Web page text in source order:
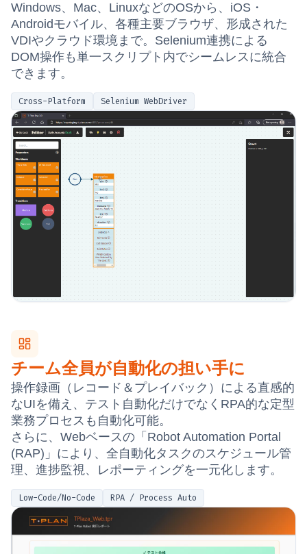
Windows、Mac、LinuxなどのOSから、iOS・
Androidモバイル、各種主要ブラウザ、形成された
VDIやクラウド環境まで。Selenium連携による
DOM操作も単一スクリプト内でシームレスに統合
できます。
Cross-Platform Selenium WebDriver
チーム全員が自動化の担い手に
操作録画（レコード＆プレイバック）による直感的
なUIを備え、テスト自動化だけでなくRPA的な定型
業務プロセスも自動化可能。
さらに、Webベースの「Robot Automation Portal
(RAP)」により、全自動化タスクのスケジュール管
理、進捗監視、レポーティングを一元化します。
Low-Code/No-Code RPA / Process Auto